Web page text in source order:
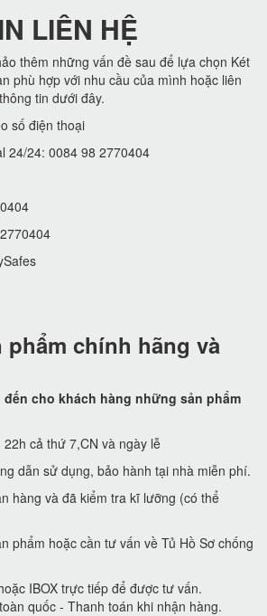
LIÊN HỆ
thêm những vấn đề sau để lựa chọn Két
phù hợp với nhu cầu của mình hoặc liên
tin dưới đây.
số điện thoại
24/24: 0084 98 2770404
phẩm chính hãng và
đến cho khách hàng những sản phẩm
cả thứ 7,CN và ngày lễ
dẫn sử dụng, bảo hành tại nhà miễn phí.
hàng và đã kiểm tra kĩ lưỡng (có thể
phẩm hoặc cần tư vấn về Tủ Hồ Sơ chống
IBOX trực tiếp để được tư vấn.
quốc - Thanh toán khi nhận hàng.